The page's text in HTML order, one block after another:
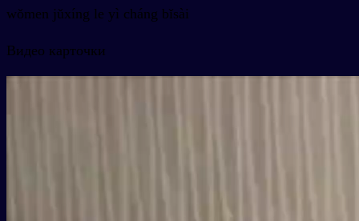
wǒmen jǔxíng le yì cháng bǐsài
Видео карточки